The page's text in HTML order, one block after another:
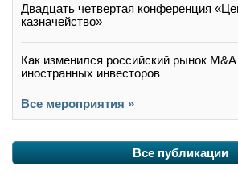
Двадцать четвертая конференция
казначейство»
Как изменился российский рынок
иностранных инвесторов
Все мероприятия »
Все публикации